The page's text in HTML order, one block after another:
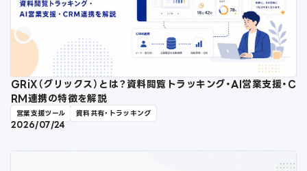
GRiX（グリックス）とは？資料閲覧トラッキング・AI営業支援・C
RM連携の特徴を解説
営業支援ツール 資料共有・トラッキング
2026/07/24